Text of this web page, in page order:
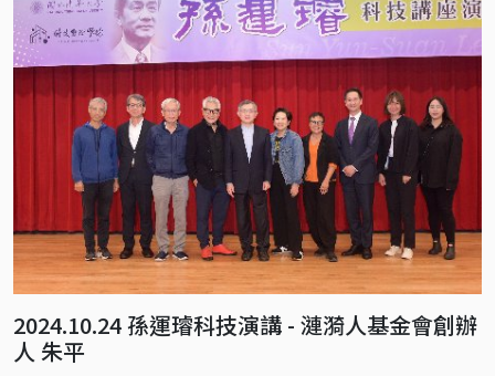
2024.10.24 孫運璿科技演講 - 漣漪人基金會創辦
人 朱平